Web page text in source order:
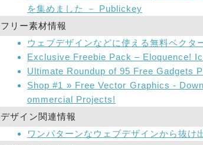
を集めました － Publickey
フリー素材情報
ウェブデザインなどに使える無料ベクタ
Exclusive Freebie Pack – Eloquence!
Ultimate Roundup of 95 Free Gadgets
Shop #1 » Free Vector Graphics -
ommercial Projects!
デザイン関連情報
ワンパターンなウェブデザインから抜け